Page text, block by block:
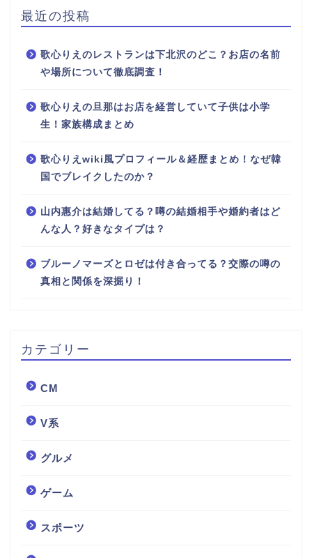
最近の投稿
歌心りえのレストランは下北沢のどこ？お店の名前
や場所について徹底調査！
歌心りえの旦那はお店を経営していて子供は小学
生！家族構成まとめ
歌心りえwiki風プロフィール＆経歴まとめ！なぜ韓
国でブレイクしたのか？
山内惠介は結婚してる？噂の結婚相手や婚約者はど
んな人？好きなタイプは？
ブルーノマーズとロゼは付き合ってる？交際の噂の
真相と関係を深掘り！
カテゴリー
CM
V系
グルメ
ゲーム
スポーツ